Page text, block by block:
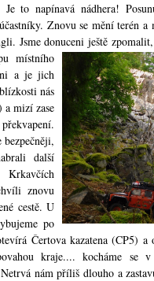
to napínavá nádhera!
Znovu se mění terén a
Jsme donuceni ještě
místního
a je jich
nás
mizí zase
bezpečněji,
další
znovu
cestě. U
po
Čertova kazatena (CP5)
kraje.... kocháme se v
nám příliš dlouho a